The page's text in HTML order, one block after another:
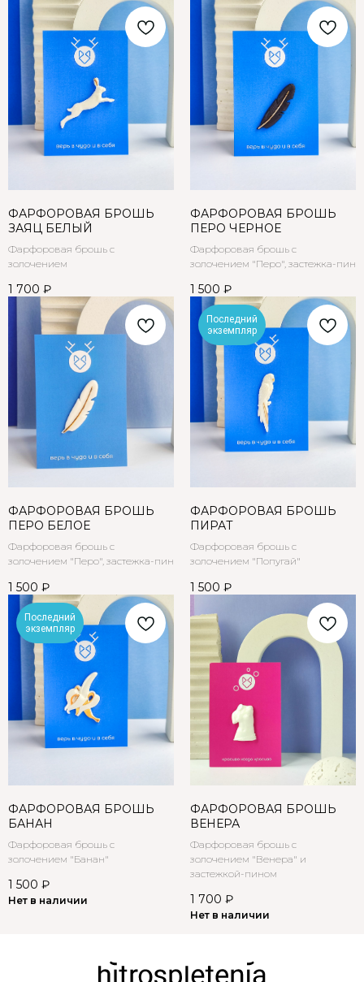
ФАРФОРОВАЯ БРОШЬ
ЗАЯЦ БЕЛЫЙ
Фарфоровая брошь с
золочением
1 700 ₽
ФАРФОРОВАЯ БРОШЬ
ПЕРО ЧЕРНОЕ
Фарфоровая брошь с
золочением "Перо", застежка-пин
1 500 ₽
ФАРФОРОВАЯ БРОШЬ
ПЕРО БЕЛОЕ
Фарфоровая брошь с
золочением "Перо", застежка-пин
1 500 ₽
Последний
экземпляр
ФАРФОРОВАЯ БРОШЬ
ПИРАТ
Фарфоровая брошь с
золочением "Попугай"
1 500 ₽
Последний
экземпляр
ФАРФОРОВАЯ БРОШЬ
БАНАН
Фарфоровая брошь с
золочением "Банан"
1 500 ₽
Нет в наличии
ФАРФОРОВАЯ БРОШЬ
ВЕНЕРА
Фарфоровая брошь с
золочением "Венера" и
застежкой-пином
1 700 ₽
Нет в наличии